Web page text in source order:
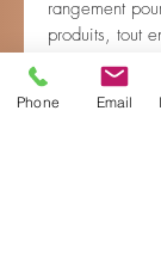
rangement
produits, tout
visibilité
fermeture
poignée
Phone Email